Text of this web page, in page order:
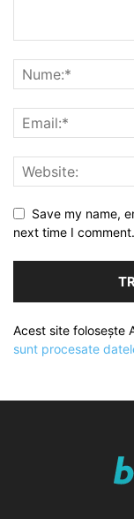
Save my name,
next time I comment.
Acest site folosește
sunt procesate